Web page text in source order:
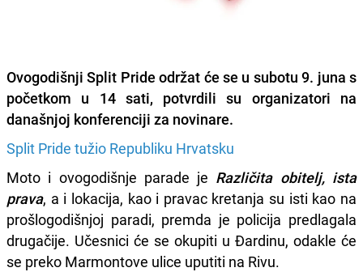
OvogodišnjiSplit Pride održat će se u subotu9. juna s
početkom u 14 sati, potvrdili su organizatori na
današnjoj konferenciji za novinare.
Split Pride tužio Republiku Hrvatsku
Moto i ovogodišnje parade je Različita obitelj, ista
prava, a i lokacija, kao i pravac kretanja su isti kao na
prošlogodišnjoj paradi, premda je policija predlagala
drugačije. Učesnici će se okupiti u Đardinu, odakle će
se preko Marmontove ulice uputiti na Rivu.